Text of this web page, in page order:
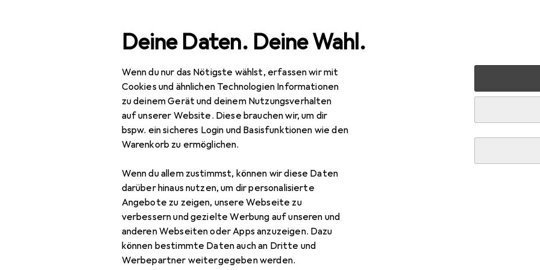
Deine Daten. Deine Wahl.
Wenn du nur das Nötigste wählst, erfassen wir mit
Cookies und ähnlichen Technologien Informationen
zu deinem Gerät und deinem Nutzungsverhalten
auf unserer Website. Diese brauchen wir, um dir
bspw. ein sicheres Login und Basisfunktionen wie den
Warenkorb zu ermöglichen.
Wenn du allem zustimmst, können wir diese Daten
darüber hinaus nutzen, um dir personalisierte
Angebote zu zeigen, unsere Webseite zu
verbessern und gezielte Werbung auf unseren und
anderen Webseiten oder Apps anzuzeigen. Dazu
können bestimmte Daten auch an Dritte und
Werbepartner weitergegeben werden.
Navigation nach Kategorien Gesamtsortiment Büro + Schreibwaren